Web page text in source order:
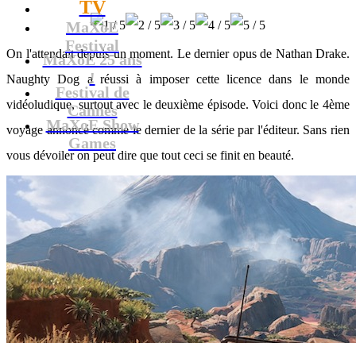
TV
MaXoE
Festival
MaXoE 25 ans
!
Festival de
Cannes
MaXoE Show
Games
On l'attendait depuis un moment. Le dernier opus de Nathan Drake.
Naughty Dog a réussi à imposer cette licence dans le monde
vidéoludique, surtout avec le deuxième épisode. Voici donc le 4ème
voyage annoncé comme le dernier de la série par l'éditeur. Sans rien
vous dévoiler on peut dire que tout ceci se finit en beauté.